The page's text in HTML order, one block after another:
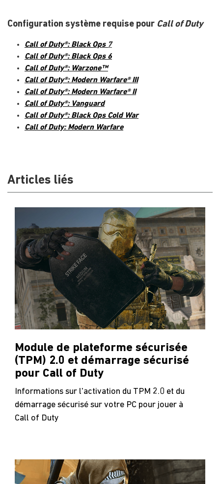
Configuration système requise pour Call of Duty
Call of Duty®: Black Ops 7
Call of Duty®: Black Ops 6
Call of Duty®: Warzone™
Call of Duty®: Modern Warfare® III
Call of Duty®: Modern Warfare® II
Call of Duty®: Vanguard
Call of Duty®: Black Ops Cold War
Call of Duty: Modern Warfare
Articles liés
Module de plateforme sécurisée
(TPM) 2.0 et démarrage sécurisé
pour Call of Duty
Informations sur l'activation du TPM 2.0 et du
démarrage sécurisé sur votre PC pour jouer à
Call of Duty